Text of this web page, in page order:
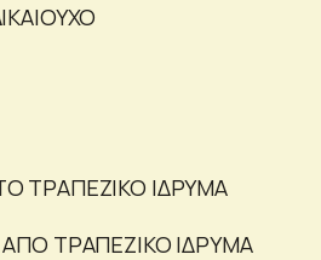
ΤΡΑΠΕΖΙΚΟ ΙΔΡΥΜΑ
ΤΡΑΠΕΖΙΚΟ ΙΔΡΥΜΑ